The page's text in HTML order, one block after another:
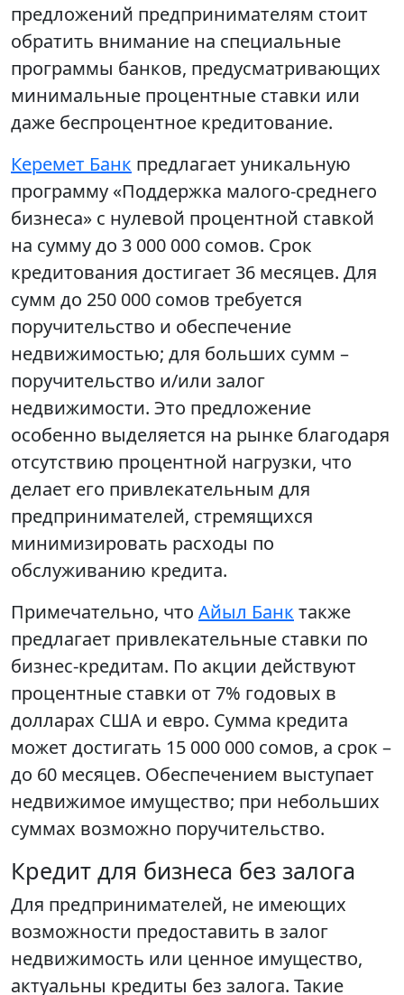
предложений предпринимателям стоит
обратить внимание на специальные
программы банков, предусматривающих
минимальные процентные ставки или
даже беспроцентное кредитование.
Керемет Банк предлагает уникальную
программу «Поддержка малого-среднего
бизнеса» с нулевой процентной ставкой
на сумму до 3 000 000 сомов. Срок
кредитования достигает 36 месяцев. Для
сумм до 250 000 сомов требуется
поручительство и обеспечение
недвижимостью; для больших сумм –
поручительство и/или залог
недвижимости. Это предложение
особенно выделяется на рынке благодаря
отсутствию процентной нагрузки, что
делает его привлекательным для
предпринимателей, стремящихся
минимизировать расходы по
обслуживанию кредита.
Примечательно, что Айыл Банк также
предлагает привлекательные ставки по
бизнес-кредитам. По акции действуют
процентные ставки от 7% годовых в
долларах США и евро. Сумма кредита
может достигать 15 000 000 сомов, а срок –
до 60 месяцев. Обеспечением выступает
недвижимое имущество; при небольших
суммах возможно поручительство.
Кредит для бизнеса без залога
Для предпринимателей, не имеющих
возможности предоставить в залог
недвижимость или ценное имущество,
актуальны кредиты без залога. Такие